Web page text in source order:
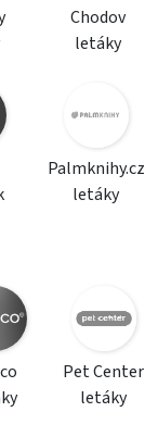
Chodov
letáky
Palmknihy.cz
letáky
Pet Center
letáky